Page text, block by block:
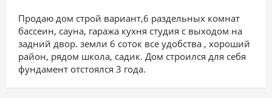
Продаю дом строй вариант,6 раздельных комнат
бассеин, сауна, гаража кухня студия с выходом на
задний двор. земли 6 соток все удобства , хороший
район, рядом школа, садик. Дом строился для себя
фундамент отстоялся 3 года.